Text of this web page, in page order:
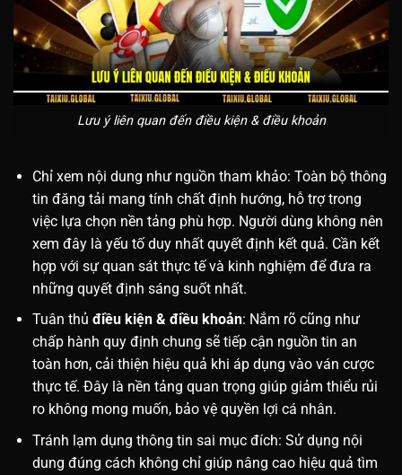
Lưu ý liên quan đến điều kiện & điều khoản
Chỉ xem nội dung như nguồn tham khảo: Toàn bộ thông
tin đăng tải mang tính chất định hướng, hỗ trợ trong
việc lựa chọn nền tảng phù hợp. Người dùng không nên
xem đây là yếu tố duy nhất quyết định kết quả. Cần kết
hợp với sự quan sát thực tế và kinh nghiệm để đưa ra
những quyết định sáng suốt nhất.
Tuân thủ điều kiện & điều khoản: Nắm rõ cũng như
chấp hành quy định chung sẽ tiếp cận nguồn tin an
toàn hơn, cải thiện hiệu quả khi áp dụng vào ván cược
thực tế. Đây là nền tảng quan trọng giúp giảm thiểu rủi
ro không mong muốn, bảo vệ quyền lợi cá nhân.
Tránh lạm dụng thông tin sai mục đích: Sử dụng nội
dung đúng cách không chỉ giúp nâng cao hiệu quả tìm